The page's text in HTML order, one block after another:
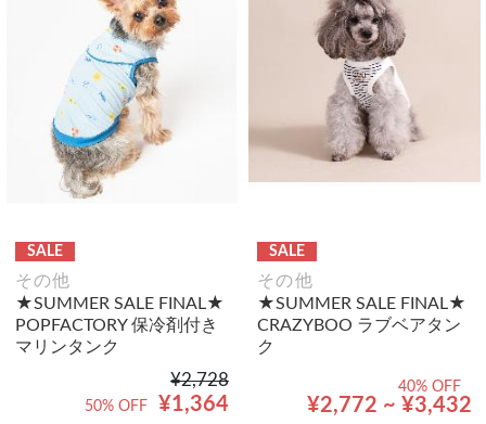
SALE
その他
★SUMMER SALE FINAL★
POPFACTORY 保冷剤付き
マリンタンク
¥2,728
¥1,364
50% OFF
SALE
その他
★SUMMER SALE FINAL★
CRAZYBOO ラブベアタン
ク
¥2,772 ~ ¥3,432
40% OFF